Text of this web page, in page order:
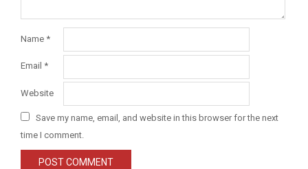
Name *
Email *
Website
Save my name, email, and website in this browser for the next
time I comment.